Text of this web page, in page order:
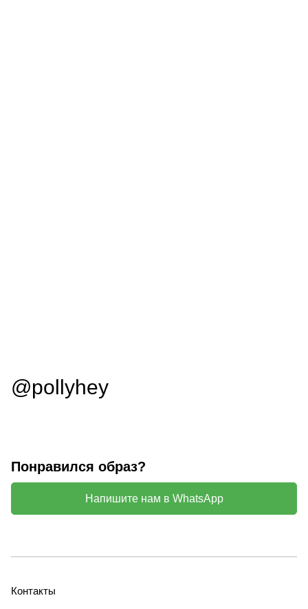
@pollyhey
Понравился образ?
Напишите нам в WhatsApp
Контакты